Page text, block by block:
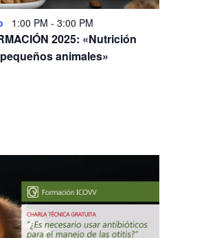
1:00 PM - 3:00 PM
2025: «Nutrición
animales»